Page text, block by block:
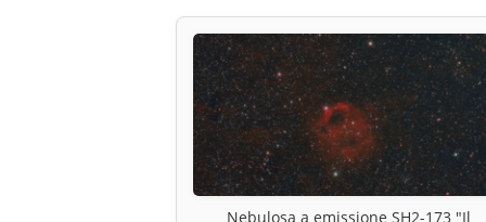
Nebulosa a emissione SH2-173 "Il